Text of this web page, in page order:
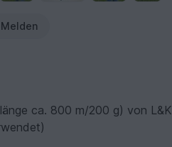
Melden
ca. 800 m/200 g) von L&K